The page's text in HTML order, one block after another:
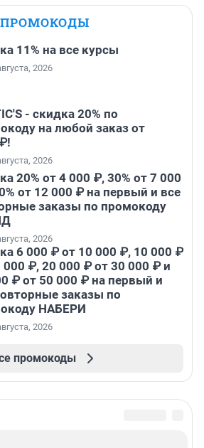
ПРОМОКОДЫ
11% на все курсы
2026
- скидка 20% по
на любой заказ от
2026
20% от 4 000 ₽, 30% от 7 000
от 12 000 ₽ на первый и все
заказы по промокоду
2026
6 000 ₽ от 10 000 ₽, 10 000 ₽
000 ₽, 20 000 ₽ от 30 000 ₽ и
₽ от 50 000 ₽ на первый и
заказы по
НАБЕРИ
2026
промокоды